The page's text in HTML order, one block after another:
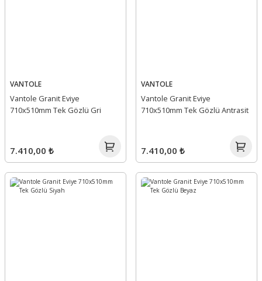
VANTOLE
Vantole Granit Eviye
710x510mm Tek Gözlü Gri
7.410,00 ₺
VANTOLE
Vantole Granit Eviye
710x510mm Tek Gözlü Antrasit
7.410,00 ₺